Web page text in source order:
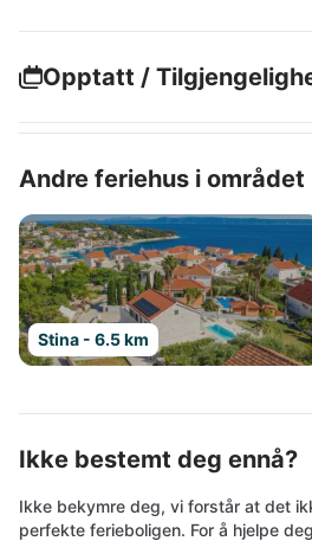
Opptatt /
Andre feriehus i området
Stina - 6.5 km
Ikke bestemt deg ennå?
Ikke bekymre deg, vi forstår at det
perfekte ferieboligen. For å hjelpe